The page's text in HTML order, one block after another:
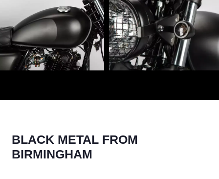
BLACK METAL FROM
BIRMINGHAM